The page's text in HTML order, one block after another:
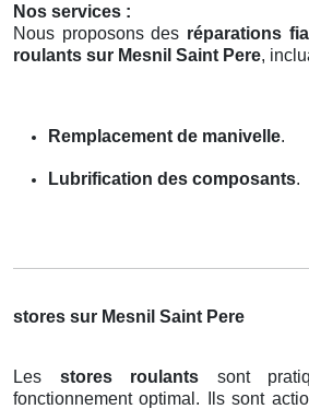
Nos services :
Nous proposons des réparations
roulants sur Mesnil Saint Pere,
Remplacement de manivelle.
Lubrification des composants.
stores sur Mesnil Saint Pere
Les stores roulants sont
fonctionnement optimal. Ils sont